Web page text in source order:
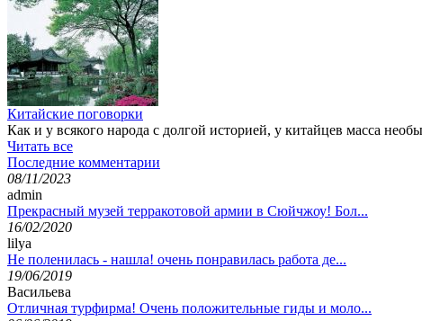
Китайские поговорки
Как и у всякого народа с долгой историей, у китайцев масса
Читать все
Последние комментарии
08/11/2023
admin
Прекрасный музей терракотовой армии в Сюйчжоу! Бол...
16/02/2020
lilya
Не поленилась - нашла! очень понравилась работа де...
19/06/2019
Васильева
Отличная турфирма! Очень положительные гиды и моло...